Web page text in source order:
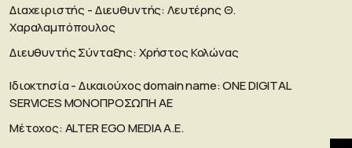
Διαχειριστής - Διευθυντής: Λευτέρης Θ.
Χαραλαμπόπουλος
Διευθυντής Σύνταξης: Χρήστος Κολώνας
Ιδιοκτησία - Δικαιούχος domain name: ΟΝΕ DIGITAL
SERVICES MONOΠΡΟΣΩΠΗ ΑΕ
Μέτοχος: ALTER EGO MEDIA A.E.